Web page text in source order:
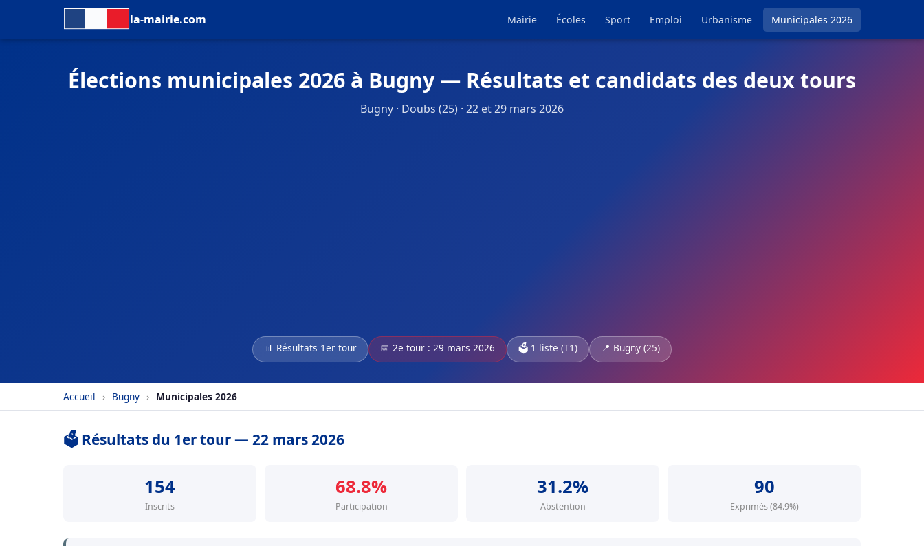
la-mairie.com Mairie Écoles Sport Emploi Urbanisme Municipales 2026
Élections municipales 2026 à Bugny — Résultats et candidats des deux tours
Bugny · Doubs (25) · 22 et 29 mars 2026
📊 Résultats 1er tour 📅 2e tour : 29 mars 2026 🗳️ 1 liste (T1) 📍 Bugny (25)
Accueil › Bugny › Municipales 2026
🗳️ Résultats du 1er tour — 22 mars 2026
154
Inscrits
68.8%
Participation
31.2%
Abstention
90
Exprimés (84.9%)